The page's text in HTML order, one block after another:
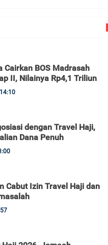
Cairkan BOS Madrasah
II, Nilainya Rp4,1 Triliun
dengan Travel Haji,
Dana Penuh
Cabut Izin Travel Haji dan